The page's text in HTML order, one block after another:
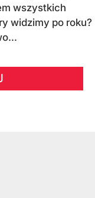
wszystkich
widzimy po roku?